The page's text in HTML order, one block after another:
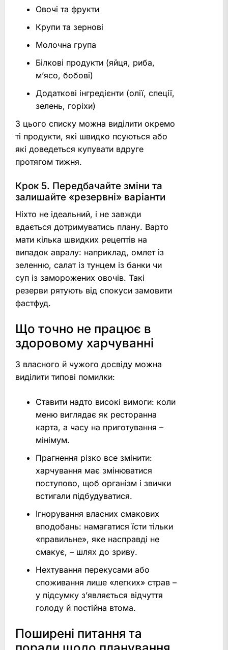
Овочі та фрукти
Крупи та зернові
Молочна група
Білкові продукти (яйця, риба,
м’ясо, бобові)
Додаткові інгредієнти (олії, спеції,
зелень, горіхи)
З цього списку можна виділити окремо
ті продукти, які швидко псуються або
які доведеться купувати вдруге
протягом тижня.
Крок 5. Передбачайте зміни та
залишайте «резервні» варіанти
Ніхто не ідеальний, і не завжди
вдається дотримуватись плану. Варто
мати кілька швидких рецептів на
випадок авралу: наприклад, омлет із
зеленню, салат із тунцем із банки чи
суп із заморожених овочів. Такі
резерви рятують від спокуси замовити
фастфуд.
Що точно не працює в
здоровому харчуванні
З власного й чужого досвіду можна
виділити типові помилки:
Ставити надто високі вимоги: коли
меню виглядає як ресторанна
карта, а часу на приготування –
мінімум.
Прагнення різко все змінити:
харчування має змінюватися
поступово, щоб організм і звички
встигали підбудуватися.
Ігнорування власних смакових
вподобань: намагатися їсти тільки
«правильне», яке насправді не
смакує, – шлях до зриву.
Нехтування перекусами або
споживання лише «легких» страв –
у підсумку з’являється відчуття
голоду й постійна втома.
Поширені питання та